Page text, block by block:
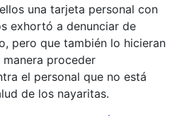
una tarjeta personal con
exhortó a denunciar de
pero que también lo hicieran
proceder
el personal que no está
de los nayaritas.